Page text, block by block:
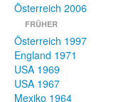
Österreich 2006
FRÜHER
Österreich 1997
England 1971
USA 1969
USA 1967
Mexiko 1964